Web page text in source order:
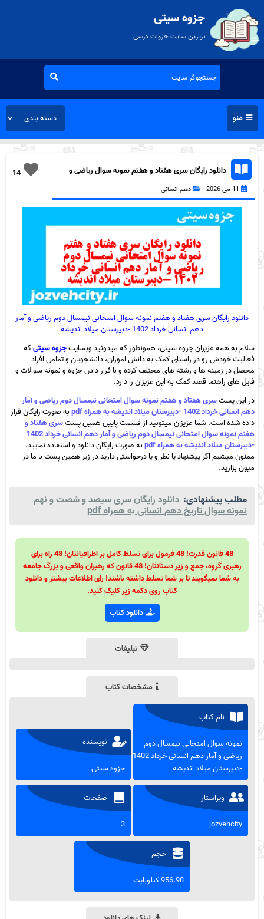
جزوه سیتی
برترین سایت جزوات درسی
منو
14
دانلود رایگان سری هفتاد و هفتم نمونه سوال ریاضی و
آمار دهم انسانی به همراه pdf
11 می 2026 دهم انسانی
دانلود رایگان سری هفتاد و هفتم نمونه سوال امتحانی نیمسال دوم ریاضی و آمار
دهم انسانی خرداد 1402 -دبیرستان میلاد اندیشه
سلام به همه عزیزان جزوه سیتی، همونطور که میدونید وبسایتجزوه سیتیکه
فعالیت خودش رو در راستای کمک به دانش اموزان، دانشجویان و تمامی افراد
محصل در زمینه ها و رشته های مختلف کرده و با قرار دادن جزوه و نمونه سوالات و
فایل های راهنما قصد کمک به این عزیزان را دارد.
در این پستسری هفتاد و هفتم نمونه سوال امتحانی نیمسال دوم ریاضی و آمار
دهم انسانی خرداد 1402 -دبیرستان میلاد اندیشه به همراه pdf
به صورت رایگان قرار
داده شده است. شما عزیزان میتونید از قسمت پایین همین پستسری هفتاد و
هفتم نمونه سوال امتحانی نیمسال دوم ریاضی و آمار دهم انسانی خرداد 1402
-دبیرستان میلاد اندیشه به همراه pdf
به صورت رایگان دانلود و استفاده نمایید.
ممنون میشیم اگر پیشنهاد یا نظر و یا درخواستی دارید در زیر همین پست با ما در
میون بزارید.
مطلب پیشنهادی: دانلود رایگان سری سیصد و شصت و نهم
نمونه سوال تاریخ دهم انسانی به همراه pdf
48 قانون قدرت! 48 فرمول برای تسلط کامل بر اطرافیانتان! 48 راه برای
رهبری گروه، جمع و زیر دستانتان! 48 قانون که رهبران واقعی و بزرگ جامعه
به شما نمیگویند تا بر شما تسلط داشته باشند! رای اطلاعات بیشتر و دانلود
کتاب روی دکمه زیر کلیک کنید.
دانلود کتاب
تبلیغات
مشخصات کتاب
نام کتاب
نمونه سوال امتحانی نیمسال دوم
ریاضی و آمار دهم انسانی خرداد 1402
-دبیرستان میلاد اندیشه
نویسنده
جزوه سیتی
ویراستار
jozvehcity
صفحات
3
حجم
956.98 کیلوبایت